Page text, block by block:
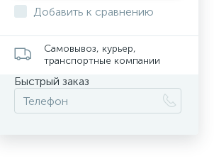
Добавить к сравнению
Самовывоз, курьер,
транспортные компании
Быстрый заказ